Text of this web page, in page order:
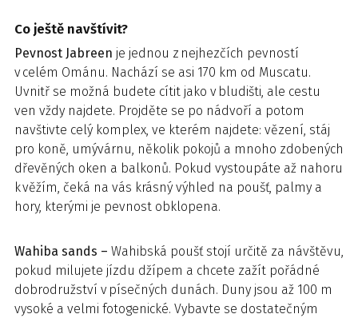
Co ještě navštívit?
Pevnost Jabreen je jednou z nejhezčích pevností
v celém Ománu. Nachází se asi 170 km od Muscatu.
Uvnitř se možná budete cítit jako v bludišti, ale cestu
ven vždy najdete. Projděte se po nádvoří a potom
navštivte celý komplex, ve kterém najdete: vězení, stáj
pro koně, umývárnu, několik pokojů a mnoho zdobených
dřevěných oken a balkonů. Pokud vystoupáte až nahoru
k věžím, čeká na vás krásný výhled na poušť, palmy a
hory, kterými je pevnost obklopena.
Wahiba sands – Wahibská poušť stojí určitě za návštěvu,
pokud milujete jízdu džípem a chcete zažít pořádné
dobrodružství v písečných dunách. Duny jsou až 100 m
vysoké a velmi fotogenické. Vybavte se dostatečným